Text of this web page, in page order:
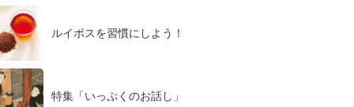
ルイボスを習慣にしよう！
特集「いっぷくのお話し」